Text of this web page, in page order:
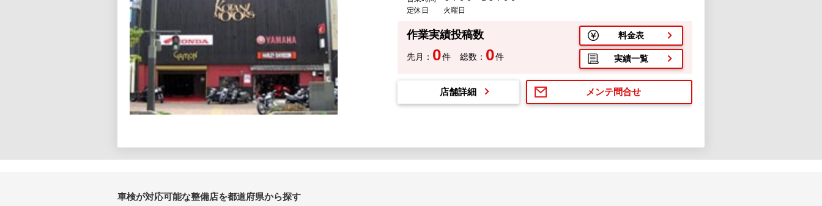
定休日
火曜日
作業実績投稿数
先月： 0件 総数： 0件
料金表
実績一覧
メンテ問合せ
店舗詳細
車検が対応可能な整備店を都道府県から探す